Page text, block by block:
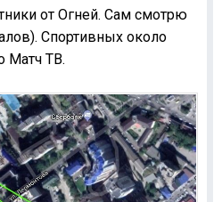
от Огней. Сам смотрю
Спортивных около
Матч ТВ.